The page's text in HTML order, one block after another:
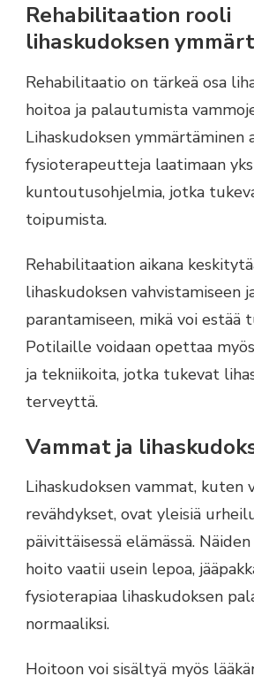
Rehabilitaation rooli
lihaskudoksen
Rehabilitaatio on tärkeä osa
hoitoa ja palautumista
Lihaskudoksen ymmärtäminen
fysioterapeutteja laatimaan
kuntoutusohjelmia, jotka
toipumista.
Rehabilitaation aikana
lihaskudoksen vahvistamiseen
parantamiseen, mikä voi estää
Potilaille voidaan opettaa
ja tekniikoita, jotka tukevat
terveyttä.
Vammat ja
Lihaskudoksen vammat, kuten
revähdykset, ovat yleisiä
päivittäisessä elämässä.
hoito vaatii usein lepoa,
fysioterapiaa lihaskudoksen
normaaliksi.
Hoitoon voi sisältyä myös